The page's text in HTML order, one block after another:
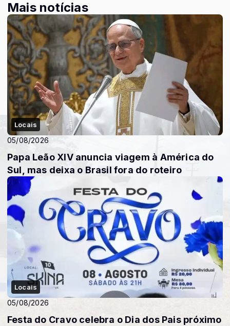
Mais notícias
Locais
05/08/2026
Papa Leão XIV anuncia viagem à América do
Sul, mas deixa o Brasil fora do roteiro
Locais
05/08/2026
Festa do Cravo celebra o Dia dos Pais próximo